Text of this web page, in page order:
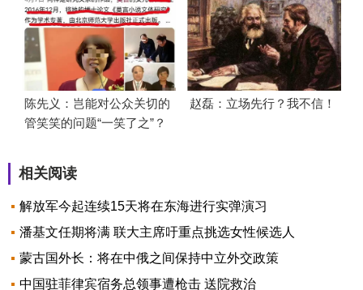
陈先义：岂能对公众关切的
管笑笑的问题“一笑了之”？
赵磊：立场先行？我不信！
相关阅读
解放军今起连续15天将在东海进行实弹演习
潘基文任期将满 联大主席吁重点挑选女性候选人
蒙古国外长：将在中俄之间保持中立外交政策
中国驻菲律宾宿务总领事遭枪击 送院救治